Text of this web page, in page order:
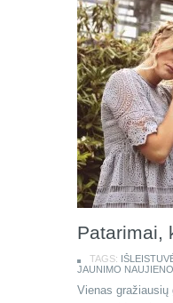
Patarimai,
TAGS:
JAUNIMO
Vienas